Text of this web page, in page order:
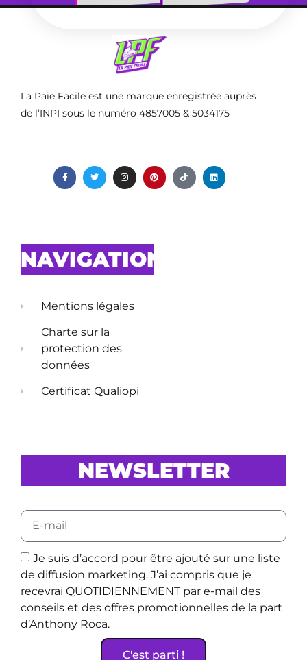
La Paie Facile est une marque enregistrée auprès
de l’INPI sous le numéro 4857005 & 5034175
NAVIGATION
Mentions légales
Charte sur la
protection des
données
Certificat Qualiopi
NEWSLETTER
Je suis d’accord pour être ajouté sur une liste
de diffusion marketing. J’ai compris que je
recevrai QUOTIDIENNEMENT par e-mail des
conseils et des offres promotionnelles de la part
d’Anthony Roca.
C'est parti !